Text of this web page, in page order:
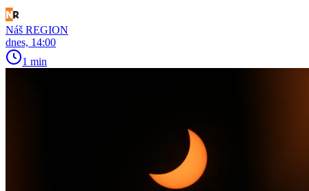
Náš REGION
dnes, 14:00
1 min